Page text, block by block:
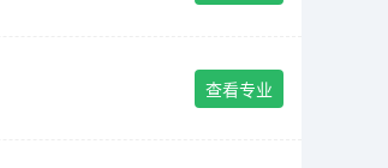
查看专业